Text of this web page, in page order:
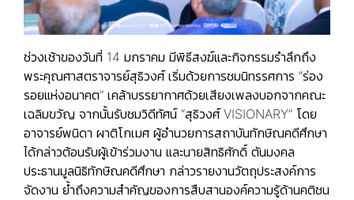
ช่วงเช้าของวันที่ 14 มกราคม มีพิธีสงฆ์และกิจกรรมรำลึกถึง
พระคุณศาสตราจารย์สุธิวงศ์ เริ่มด้วยการชมนิทรรศการ “ร่อง
รอยแห่งอนาคต” เคล้าบรรยากาศด้วยเสียงเพลงบอกจากคณะ
เฉลิมขวัญ จากนั้นรับชมวิดีทัศน์ “สุธิวงศ์ VISIONARY” โดย
อาจารย์พนิดา ผาติโกเมศ ผู้อำนวยการสถาบันทักษิณคดีศึกษา
ได้กล่าวต้อนรับผู้เข้าร่วมงาน และนายสิทธิศักดิ์ ตันมงคล
ประธานมูลนิธิทักษิณคดีศึกษา กล่าวรายงานวัตถุประสงค์การ
จัดงาน ย้ำถึงความสำคัญของการสืบสานองค์ความรู้ด้านคติชน